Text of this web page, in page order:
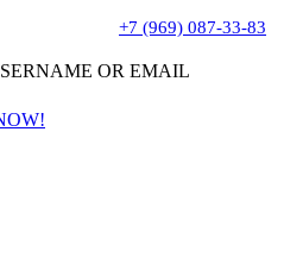
OR EMAIL
+7 (969) 087-33-83